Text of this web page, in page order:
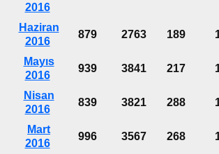
2016
Haziran
2016
879 2763 189
Mayıs
2016
939 3841 217
Nisan
2016
839 3821 288
Mart
2016
996 3567 268